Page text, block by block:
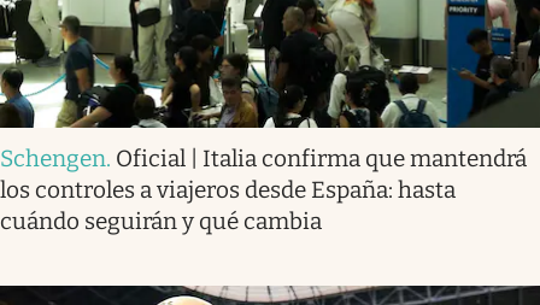
Schengen. Oficial | Italia confirma que mantendrá
los controles a viajeros desde España: hasta
cuándo seguirán y qué cambia